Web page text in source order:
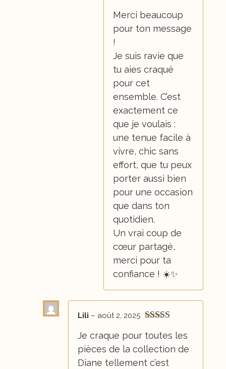
Merci beaucoup
pour ton message
!
Je suis ravie que
tu aies craqué
pour cet
ensemble. C’est
exactement ce
que je voulais :
une tenue facile à
vivre, chic sans
effort, que tu peux
porter aussi bien
pour une occasion
que dans ton
quotidien.
Un vrai coup de
cœur partagé,
merci pour ta
confiance ! ☀️✨
Lili – août 2, 2025
Je craque pour toutes les
pièces de la collection de
Diane tellement c’est